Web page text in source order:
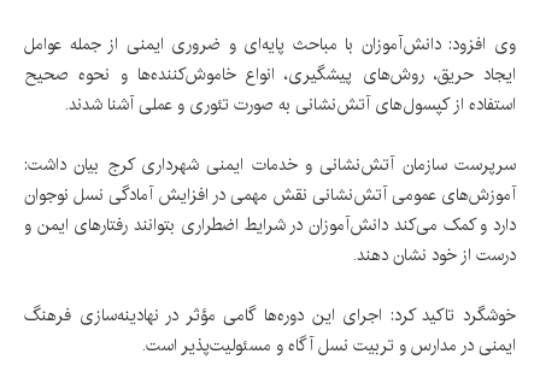
وی افزود: دانش‌آموزان با مباحث پایه‌ای و ضروری ایمنی از جمله عوامل
ایجاد حریق، روش‌های پیشگیری، انواع خاموش‌کننده‌ها و نحوه صحیح
استفاده از کپسول‌های آتش‌نشانی به صورت تئوری و عملی آشنا شدند.
سرپرست سازمان آتش‌نشانی و خدمات ایمنی شهرداری کرج بیان داشت:
آموزش‌های عمومی آتش‌نشانی نقش مهمی در افزایش آمادگی نسل نوجوان
دارد و کمک می‌کند دانش‌آموزان در شرایط اضطراری بتوانند رفتارهای ایمن و
درست از خود نشان دهند.
خوشگرد تاکید کرد: اجرای این دوره‌ها گامی مؤثر در نهادینه‌سازی فرهنگ
ایمنی در مدارس و تربیت نسل آگاه و مسئولیت‌پذیر است.